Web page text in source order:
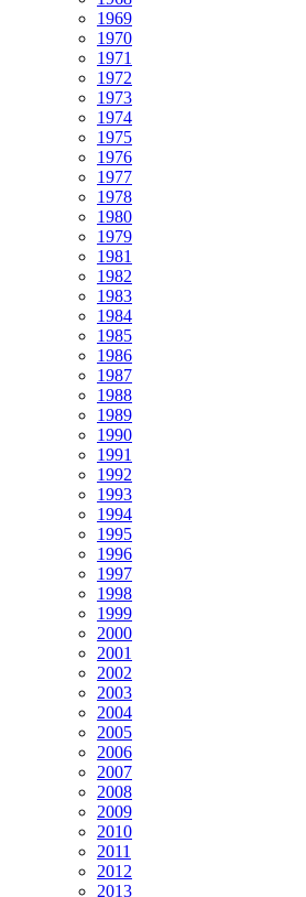
1969
1970
1971
1972
1973
1974
1975
1976
1977
1978
1980
1979
1981
1982
1983
1984
1985
1986
1987
1988
1989
1990
1991
1992
1993
1994
1995
1996
1997
1998
1999
2000
2001
2002
2003
2004
2005
2006
2007
2008
2009
2010
2011
2012
2013